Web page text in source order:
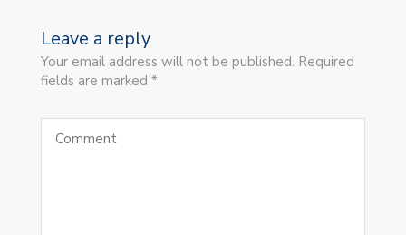
Leave a reply
Your email address will not be published. Required
fields are marked *